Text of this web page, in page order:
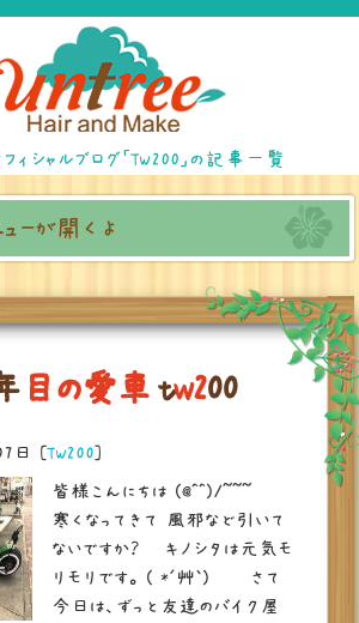
ィシャルブログ「TW200」の記事一覧
ューが開くよ
目 の愛車 tw200
日 [TW200]
皆様こんにちは (@^^)/~~~
寒くなってきて 風邪など引いて
ないですか？ キノシタは元気モ
リモリです。 ( *´艸｀) さて
今日は、ずっと友達のバイク屋